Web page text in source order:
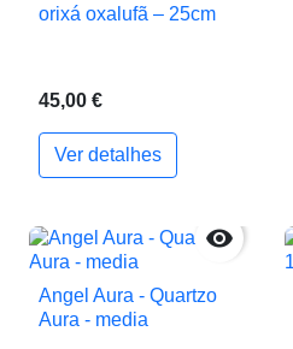
orixá oxalufã – 25cm
45,00 €
Ver detalhes

Angel Aura - Quartzo
Aura - media